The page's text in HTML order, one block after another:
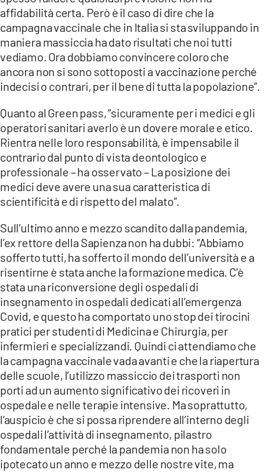
affidabilità certa. Però è il caso di dire che la
campagna vaccinale che in Italia si sta sviluppando in
maniera massiccia ha dato risultati che noi tutti
vediamo. Ora dobbiamo convincere coloro che
ancora non si sono sottoposti a vaccinazione perché
indecisi o contrari, per il bene di tutta la popolazione”.
Quanto al Green pass, “sicuramente per i medici e gli
operatori sanitari averlo è un dovere morale e etico.
Rientra nelle loro responsabilità, è impensabile il
contrario dal punto di vista deontologico e
professionale – ha osservato – La posizione dei
medici deve avere una sua caratteristica di
scientificità e di rispetto del malato”.
Sull’ultimo anno e mezzo scandito dalla pandemia,
l’ex rettore della Sapienza non ha dubbi: “Abbiamo
sofferto tutti, ha sofferto il mondo dell’università e a
risentirne è stata anche la formazione medica. C’è
stata una riconversione degli ospedali di
insegnamento in ospedali dedicati all’emergenza
Covid, e questo ha comportato uno stop dei tirocini
pratici per studenti di Medicina e Chirurgia, per
infermieri e specializzandi. Quindi ci attendiamo che
la campagna vaccinale vada avanti e che la riapertura
delle scuole, l’utilizzo massiccio dei trasporti non
porti ad un aumento significativo dei ricoveri in
ospedale e nelle terapie intensive. Ma soprattutto,
l’auspicio è che si possa riprendere all’interno degli
ospedali l’attività di insegnamento, pilastro
fondamentale perché la pandemia non ha solo
ipotecato un anno e mezzo delle nostre vite, ma